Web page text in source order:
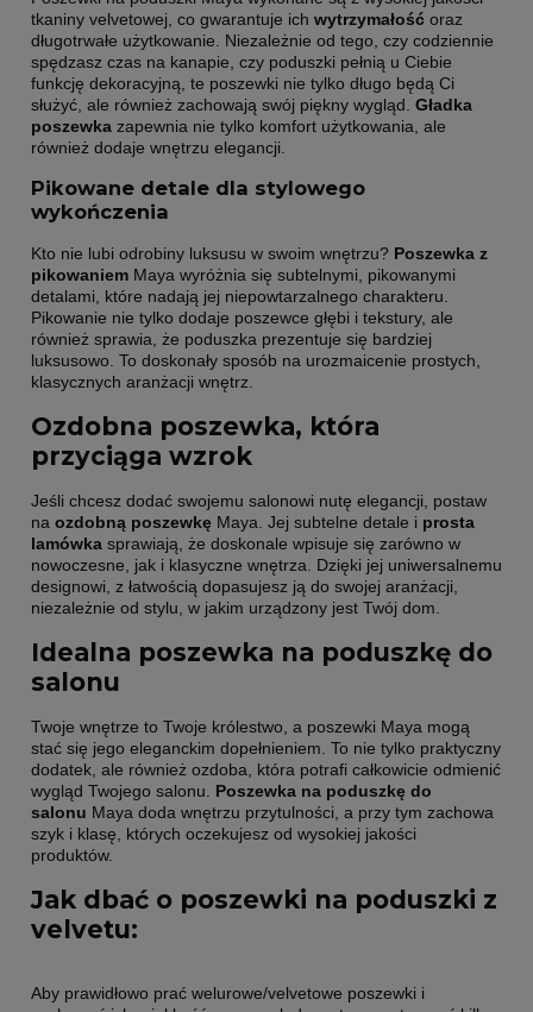
tkaniny velvetowej, co gwarantuje ich wytrzymałość oraz
długotrwałe użytkowanie. Niezależnie od tego, czy codziennie
spędzasz czas na kanapie, czy poduszki pełnią u Ciebie
funkcję dekoracyjną, te poszewki nie tylko długo będą Ci
służyć, ale również zachowają swój piękny wygląd. Gładka
poszewka zapewnia nie tylko komfort użytkowania, ale
również dodaje wnętrzu elegancji.
Pikowane detale dla stylowego
wykończenia
Kto nie lubi odrobiny luksusu w swoim wnętrzu? Poszewka z
pikowaniem Maya wyróżnia się subtelnymi, pikowanymi
detalami, które nadają jej niepowtarzalnego charakteru.
Pikowanie nie tylko dodaje poszewce głębi i tekstury, ale
również sprawia, że poduszka prezentuje się bardziej
luksusowo. To doskonały sposób na urozmaicenie prostych,
klasycznych aranżacji wnętrz.
Ozdobna poszewka, która
przyciąga wzrok
Jeśli chcesz dodać swojemu salonowi nutę elegancji, postaw
na ozdobną poszewkę Maya. Jej subtelne detale i prosta
lamówka sprawiają, że doskonale wpisuje się zarówno w
nowoczesne, jak i klasyczne wnętrza. Dzięki jej uniwersalnemu
designowi, z łatwością dopasujesz ją do swojej aranżacji,
niezależnie od stylu, w jakim urządzony jest Twój dom.
Idealna poszewka na poduszkę do
salonu
Twoje wnętrze to Twoje królestwo, a poszewki Maya mogą
stać się jego eleganckim dopełnieniem. To nie tylko praktyczny
dodatek, ale również ozdoba, która potrafi całkowicie odmienić
wygląd Twojego salonu.
Poszewka na poduszkę do
salonu Maya doda wnętrzu przytulności, a przy tym zachowa
szyk i klasę, których oczekujesz od wysokiej jakości
produktów.
Jak dbać o poszewki na poduszki z
velvetu:
Aby prawidłowo prać welurowe/velvetowe poszewki i